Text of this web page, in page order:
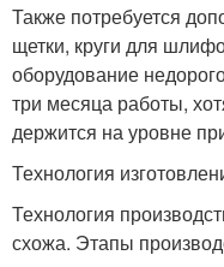
Также потребуется
щетки, круги для
оборудование
три месяца работы,
держится на уровне
Технология
Технология
схожа. Этапы